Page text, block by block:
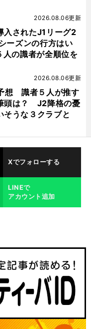
入されたJ1リーグ2
ーズンの行方はい
の識者が全順位を
2026.08.06更新
想 識者５人が推す
頭は？ J2降格の憂
そうな３クラブと
2026.08.06更新
Xでフォローする
LINEで
アカウント追加